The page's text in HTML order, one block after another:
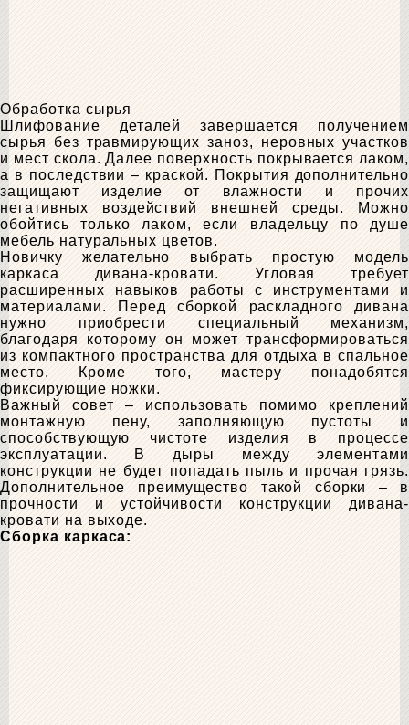
Обработка сырья
Шлифование деталей завершается получением
сырья без травмирующих заноз, неровных участков
и мест скола. Далее поверхность покрывается лаком,
а в последствии – краской. Покрытия дополнительно
защищают изделие от влажности и прочих
негативных воздействий внешней среды. Можно
обойтись только лаком, если владельцу по душе
мебель натуральных цветов.
Новичку желательно выбрать простую модель
каркаса дивана-кровати. Угловая требует
расширенных навыков работы с инструментами и
материалами. Перед сборкой раскладного дивана
нужно приобрести специальный механизм,
благодаря которому он может трансформироваться
из компактного пространства для отдыха в спальное
место. Кроме того, мастеру понадобятся
фиксирующие ножки.
Важный совет – использовать помимо креплений
монтажную пену, заполняющую пустоты и
способствующую чистоте изделия в процессе
эксплуатации. В дыры между элементами
конструкции не будет попадать пыль и прочая грязь.
Дополнительное преимущество такой сборки – в
прочности и устойчивости конструкции дивана-
кровати на выходе.
Сборка каркаса: